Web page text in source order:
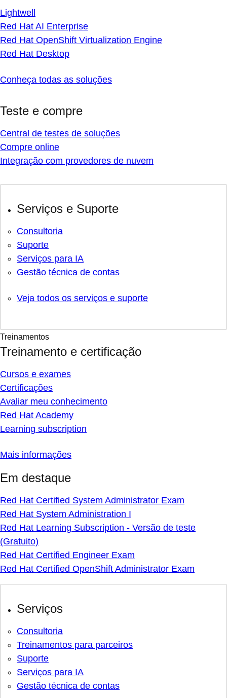
Lightwell
Red Hat AI Enterprise
Red Hat OpenShift Virtualization Engine
Red Hat Desktop
Conheça todas as soluções
Teste e compre
Central de testes de soluções
Compre online
Integração com provedores de nuvem
Serviços e Suporte
Consultoria
Suporte
Serviços para IA
Gestão técnica de contas
Veja todos os serviços e suporte
Treinamentos
Treinamento e certificação
Cursos e exames
Certificações
Avaliar meu conhecimento
Red Hat Academy
Learning subscription
Mais informações
Em destaque
Red Hat Certified System Administrator Exam
Red Hat System Administration I
Red Hat Learning Subscription - Versão de teste
(Gratuito)
Red Hat Certified Engineer Exam
Red Hat Certified OpenShift Administrator Exam
Serviços
Consultoria
Treinamentos para parceiros
Suporte
Serviços para IA
Gestão técnica de contas